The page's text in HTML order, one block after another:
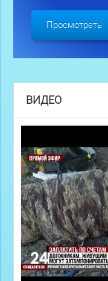
Просмотреть
ВИДЕО